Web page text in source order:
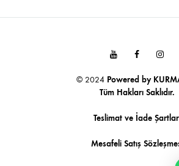
© 2024 Powered by
Tüm Hakları Saklıdır.
Teslimat ve İade
Mesafeli Satış
YoutubeFacebook